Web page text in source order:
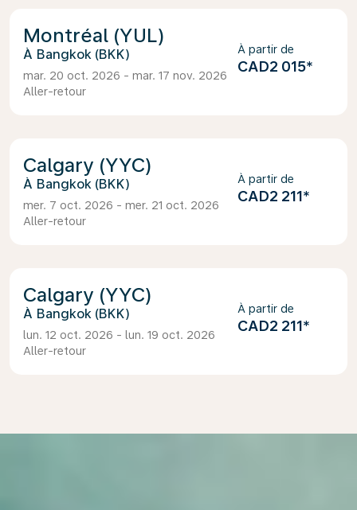
Montréal (YUL)
Bangkok (BKK)
mar. 20 oct. 2026 - mar. 17 nov. 2026
Aller-retour
À partir de
CAD2 015*
Calgary (YYC)
Bangkok (BKK)
mer. 7 oct. 2026 - mer. 21 oct. 2026
Aller-retour
À partir de
CAD2 211*
Calgary (YYC)
Bangkok (BKK)
lun. 12 oct. 2026 - lun. 19 oct. 2026
Aller-retour
À partir de
CAD2 211*